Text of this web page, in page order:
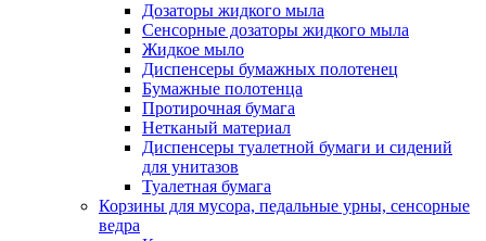
Дозаторы жидкого мыла
Сенсорные дозаторы жидкого мыла
Жидкое мыло
Диспенсеры бумажных полотенец
Бумажные полотенца
Протирочная бумага
Нетканый материал
Диспенсеры туалетной бумаги и сидений
для унитазов
Туалетная бумага
Корзины для мусора, педальные урны, сенсорные
ведра